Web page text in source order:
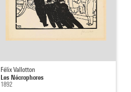
Félix Vallotton
Les Nécrophores
1892